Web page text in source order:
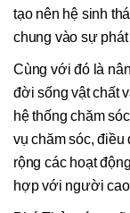
tạo nên hệ sinh
chung vào sự
Cùng với đó là
đời sống vật chất
hệ thống chăm
vụ chăm sóc,
rộng các hoạt
hợp với người